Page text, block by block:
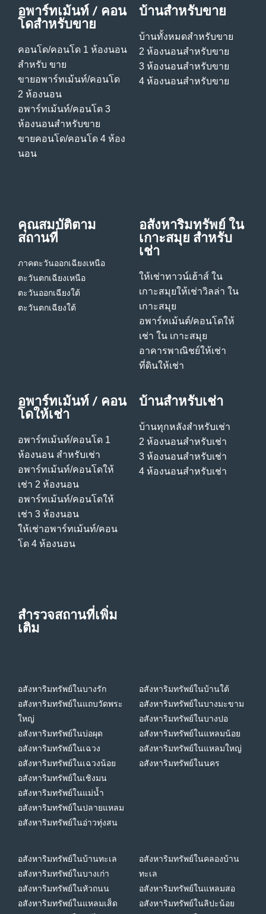
อพาร์ทเม้นท์ / คอน
โดสําหรับขาย
คอนโด/คอนโด 1 ห้องนอน
สําหรับ ขาย
ขายอพาร์ทเม้นท์/คอนโด
2 ห้องนอน
อพาร์ทเม้นท์/คอนโด 3
ห้องนอนสําหรับขาย
ขายคอนโด/คอนโด 4 ห้อง
นอน
บ้านสําหรับขาย
บ้านทั้งหมดสําหรับขาย
2 ห้องนอนสําหรับขาย
3 ห้องนอนสําหรับขาย
4 ห้องนอนสําหรับขาย
คุณสมบัติตาม
สถานที่
ภาคตะวันออกเฉียงเหนือ
ตะวันตกเฉียงเหนือ
ตะวันออกเฉียงใต้
ตะวันตกเฉียงใต้
อสังหาริมทรัพย์ ใน
เกาะสมุย สําหรับ
เช่า
ให้เช่าทาวน์เฮ้าส์ ใน
เกาะสมุยให้เช่าวิลล่า ใน
เกาะสมุย
อพาร์ทเม้นต์/คอนโดให้
เช่า ใน เกาะสมุย
อาคารพาณิชย์ให้เช่า
ที่ดินให้เช่า
อพาร์ทเม้นท์ / คอน
โดให้เช่า
อพาร์ทเม้นท์/คอนโด 1
ห้องนอน สําหรับเช่า
อพาร์ทเม้นท์/คอนโดให้
เช่า 2 ห้องนอน
อพาร์ทเม้นท์/คอนโดให้
เช่า 3 ห้องนอน
ให้เช่าอพาร์ทเม้นท์/คอน
โด 4 ห้องนอน
บ้านสําหรับเช่า
บ้านทุกหลังสําหรับเช่า
2 ห้องนอนสําหรับเช่า
3 ห้องนอนสําหรับเช่า
4 ห้องนอนสําหรับเช่า
สำรวจสถานที่เพิ่ม
เติม
อสังหาริมทรัพย์ในบางรัก
อสังหาริมทรัพย์ในแถบวัดพระ
ใหญ่
อสังหาริมทรัพย์ในบ่อผุด
อสังหาริมทรัพย์ในเฉวง
อสังหาริมทรัพย์ในเฉวงน้อย
อสังหาริมทรัพย์ในเชิงมน
อสังหาริมทรัพย์ในแม่น้ำ
อสังหาริมทรัพย์ในปลายแหลม
อสังหาริมทรัพย์ในอ่าวทุ่งสน
อสังหาริมทรัพย์ในบ้านใต้
อสังหาริมทรัพย์ในบางมะขาม
อสังหาริมทรัพย์ในบางปอ
อสังหาริมทรัพย์ในแหลมน้อย
อสังหาริมทรัพย์ในแหลมใหญ่
อสังหาริมทรัพย์ในนคร
อสังหาริมทรัพย์ในบ้านทะเล
อสังหาริมทรัพย์ในบางเก่า
อสังหาริมทรัพย์ในหัวถนน
อสังหาริมทรัพย์ในแหลมเส็ด
อสังหาริมทรัพย์ในคลองบ้าน
ทะเล
อสังหาริมทรัพย์ในแหลมสอ
อสังหาริมทรัพย์ในลิปะน้อย